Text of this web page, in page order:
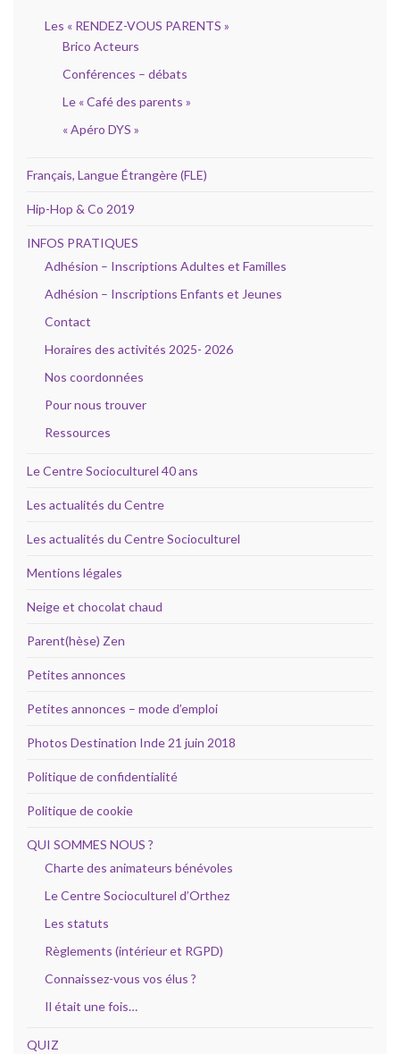
Les « RENDEZ-VOUS PARENTS »
Brico Acteurs
Conférences – débats
Le « Café des parents »
« Apéro DYS »
Français, Langue Étrangère (FLE)
Hip-Hop & Co 2019
INFOS PRATIQUES
Adhésion – Inscriptions Adultes et Familles
Adhésion – Inscriptions Enfants et Jeunes
Contact
Horaires des activités 2025- 2026
Nos coordonnées
Pour nous trouver
Ressources
Le Centre Socioculturel 40 ans
Les actualités du Centre
Les actualités du Centre Socioculturel
Mentions légales
Neige et chocolat chaud
Parent(hèse) Zen
Petites annonces
Petites annonces – mode d’emploi
Photos Destination Inde 21 juin 2018
Politique de confidentialité
Politique de cookie
QUI SOMMES NOUS ?
Charte des animateurs bénévoles
Le Centre Socioculturel d’Orthez
Les statuts
Règlements (intérieur et RGPD)
Connaissez-vous vos élus ?
Il était une fois…
QUIZ